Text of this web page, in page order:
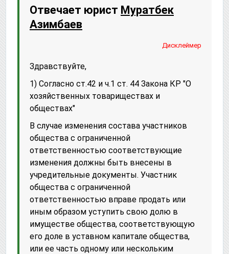
Отвечает юрист Муратбек
Азимбаев
Дисклеймер
Здравствуйте,
1) Согласно ст.42 и ч.1 ст. 44 Закона КР "О
хозяйственных товариществах и
обществах"
В случае изменения состава участников
общества с ограниченной
ответственностью соответствующие
изменения должны быть внесены в
учредительные документы. Участник
общества с ограниченной
ответственностью вправе продать или
иным образом уступить свою долю в
имуществе общества, соответствующую
его доле в уставном капитале общества,
или ее часть одному или нескольким